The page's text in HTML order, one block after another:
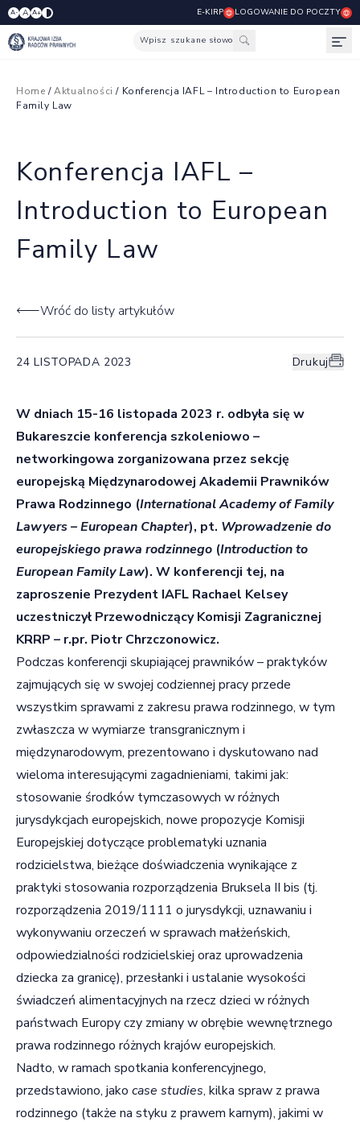
A- A A+ E-KIRP LOGOWANIE DO POCZTY
Wpisz szukane słowo
Home /Aktualności / Konferencja IAFL – Introduction to European
Family Law
Konferencja IAFL –
Introduction to European
Family Law
Wróć do listy artykułów
24 LISTOPADA 2023 Drukuj
W dniach 15-16 listopada 2023 r. odbyła się w
Bukareszcie konferencja szkoleniowo –
networkingowa zorganizowana przez sekcję
europejską Międzynarodowej Akademii Prawników
Prawa Rodzinnego (International Academy of Family
Lawyers – European Chapter), pt. Wprowadzenie do
europejskiego prawa rodzinnego (Introduction to
European Family Law). W konferencji tej, na
zaproszenie Prezydent IAFL Rachael Kelsey
uczestniczył Przewodniczący Komisji Zagranicznej
KRRP – r.pr. Piotr Chrzczonowicz.
Podczas konferencji skupiającej prawników – praktyków
zajmujących się w swojej codziennej pracy przede
wszystkim sprawami z zakresu prawa rodzinnego, w tym
zwłaszcza w wymiarze transgranicznym i
międzynarodowym, prezentowano i dyskutowano nad
wieloma interesującymi zagadnieniami, takimi jak:
stosowanie środków tymczasowych w różnych
jurysdykcjach europejskich, nowe propozycje Komisji
Europejskiej dotyczące problematyki uznania
rodzicielstwa, bieżące doświadczenia wynikające z
praktyki stosowania rozporządzenia Bruksela II bis (tj.
rozporządzenia 2019/1111 o jurysdykcji, uznawaniu i
wykonywaniu orzeczeń w sprawach małżeńskich,
odpowiedzialności rodzicielskiej oraz uprowadzenia
dziecka za granicę), przesłanki i ustalanie wysokości
świadczeń alimentacyjnych na rzecz dzieci w różnych
państwach Europy czy zmiany w obrębie wewnętrznego
prawa rodzinnego różnych krajów europejskich.
Nadto, w ramach spotkania konferencyjnego,
przedstawiono, jako case studies, kilka spraw z prawa
rodzinnego (także na styku z prawem karnym), jakimi w